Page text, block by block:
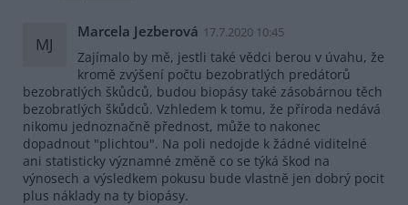
MJ
Marcela Jezberová 17.7.2020 10:45
Zajímalo by mě, jestli také vědci berou v úvahu, že
kromě zvýšení počtu bezobratlých predátorů
bezobratlých škůdců, budou biopásy také zásobárnou těch
bezobratlých škůdců. Vzhledem k tomu, že příroda nedává
nikomu jednoznačně přednost, může to nakonec
dopadnout "plichtou". Na poli nedojde k žádné viditelné
ani statisticky významné změně co se týká škod na
výnosech a výsledkem pokusu bude vlastně jen dobrý pocit
plus náklady na ty biopásy.